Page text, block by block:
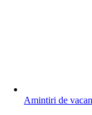
Amintiri de